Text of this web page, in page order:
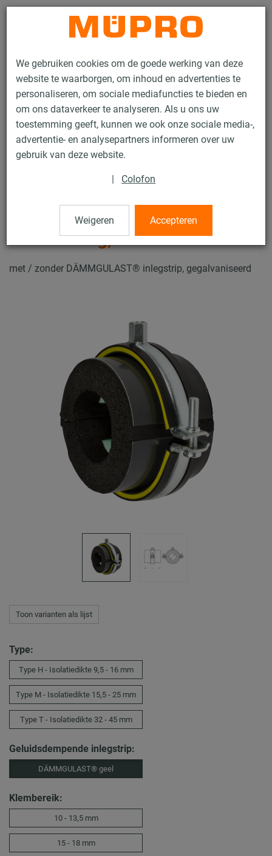
We gebruiken cookies om de goede werking van deze
website te waarborgen, om inhoud en advertenties te
personaliseren, om sociale mediafuncties te bieden en
om ons dataverkeer te analyseren. Als u ons uw
toestemming geeft, kunnen we ook onze sociale media-,
advertentie- en analysepartners informeren over uw
gebruik van deze website.
| Colofon
Weigeren Accepteren
Contact
Producten Bevestigingstechniek
Buisklemmen
ISO-Beugels Type H, M, T, tweedelig, met ISO-Schaal
ISO-Beugels Type H, M, T,
tweedelig, met ISO-Schaal
met / zonder DÄMMGULAST® inlegstrip, gegalvaniseerd
Toon varianten als lijst
Type:
Type H - Isolatiedikte 9,5 - 16 mm
Type M - Isolatiedikte 15,5 - 25 mm
Type T - Isolatiedikte 32 - 45 mm
Geluidsdempende inlegstrip:
DÄMMGULAST® geel
Klembereik:
10 - 13,5 mm
15 - 18 mm